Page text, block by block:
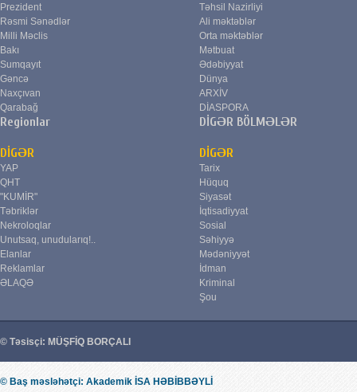
Prezident
Rəsmi Sənədlər
Milli Məclis
Bakı
Sumqayıt
Gəncə
Naxçıvan
Qarabağ
Regionlar
Təhsil Nazirliyi
Ali məktəblər
Orta məktəblər
Mətbuat
Ədəbiyyat
Dünya
ARXİV
DİASPORA
DİGƏR BÖLMƏLƏR
DİGƏR
YAP
QHT
"KUMİR"
Təbriklər
Nekroloqlar
Unutsaq, unudularıq!..
Elanlar
Reklamlar
ƏLAQƏ
DİGƏR
Tarix
Hüquq
Siyasət
İqtisadiyyat
Sosial
Səhiyyə
Mədəniyyət
İdman
Kriminal
Şou
© Təsisçi: MÜŞFİQ BORÇALI
© Baş məsləhətçi: Akademik İSA HƏBİBBƏYLİ